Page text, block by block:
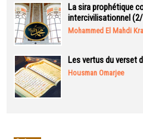
La sira prophétique
intercivilisationnel
Mohammed El Mahdi
Les vertus du verset
Housman Omarjee